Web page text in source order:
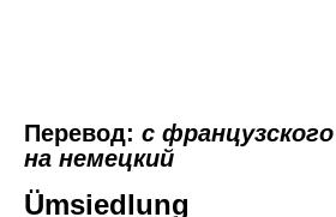
Перевод: с французского
на немецкий
Ümsiedlung